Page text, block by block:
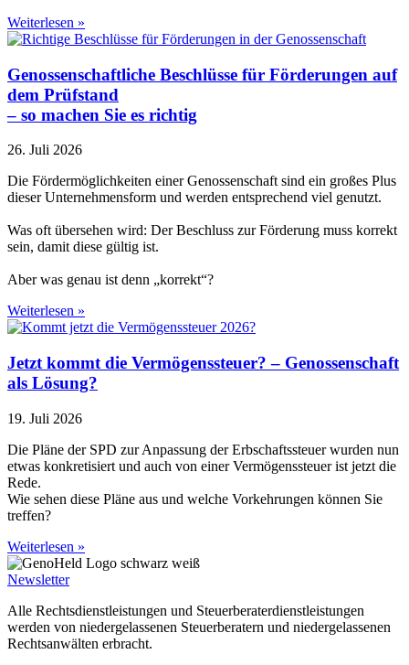
Weiterlesen »
Genossenschaftliche Beschlüsse für Förderungen auf
dem Prüfstand
– so machen Sie es richtig
26. Juli 2026
Die Fördermöglichkeiten einer Genossenschaft sind ein großes Plus
dieser Unternehmensform und werden entsprechend viel genutzt.
Was oft übersehen wird: Der Beschluss zur Förderung muss korrekt
sein, damit diese gültig ist.
Aber was genau ist denn „korrekt“?
Weiterlesen »
Jetzt kommt die Vermögenssteuer? – Genossenschaft
als Lösung?
19. Juli 2026
Die Pläne der SPD zur Anpassung der Erbschaftssteuer wurden nun
etwas konkretisiert und auch von einer Vermögenssteuer ist jetzt die
Rede.
Wie sehen diese Pläne aus und welche Vorkehrungen können Sie
treffen?
Weiterlesen »
Newsletter
Alle Rechtsdienstleistungen und Steuerberaterdienstleistungen
werden von niedergelassenen Steuerberatern und niedergelassenen
Rechtsanwälten erbracht.